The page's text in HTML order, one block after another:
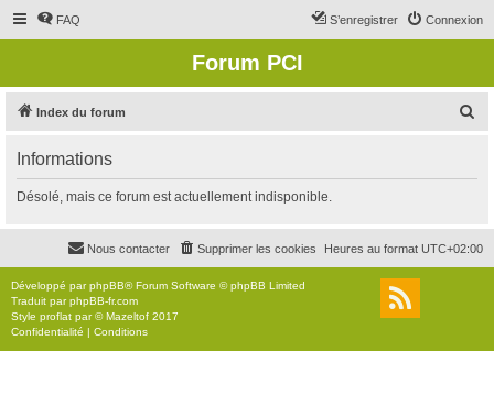
FAQ Connexion
S’enregistrer
Forum PCI
Index du forum
r
c
r
Informations
Désolé, mais ce forum est actuellement indisponible.
Heures au format UTC+02:00
Supprimer les cookies
Nous contacter
Développé parphpBB® Forum Software © phpBB Limited
Traduit parphpBB-fr.com
Style proflat par ©Mazeltof 2017
Confidentialité | Conditions